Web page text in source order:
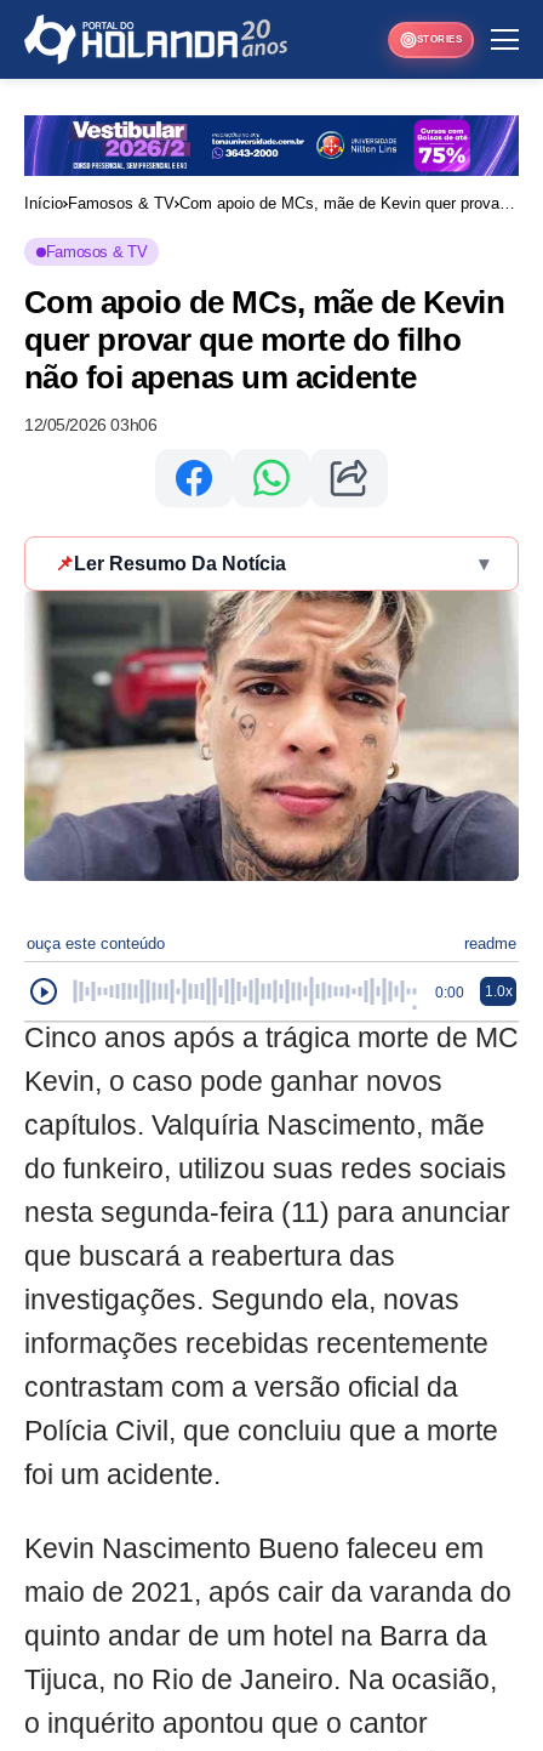
STORIES
Início Famosos & TV Com apoio de MCs, mãe de Kevin quer provar
Famosos & TV
Com apoio de MCs, mãe de Kevin
quer provar que morte do filho
não foi apenas um acidente
12/05/2026 03h06
📌 Ler Resumo Da Notícia ▾
ouça este conteúdo readme
0:00 1.0x
Cinco anos após a trágica morte de MC
Kevin, o caso pode ganhar novos
capítulos. Valquíria Nascimento, mãe
do funkeiro, utilizou suas redes sociais
nesta segunda-feira (11) para anunciar
que buscará a reabertura das
investigações. Segundo ela, novas
informações recebidas recentemente
contrastam com a versão oficial da
Polícia Civil, que concluiu que a morte
foi um acidente.
Kevin Nascimento Bueno faleceu em
maio de 2021, após cair da varanda do
quinto andar de um hotel na Barra da
Tijuca, no Rio de Janeiro. Na ocasião,
o inquérito apontou que o cantor